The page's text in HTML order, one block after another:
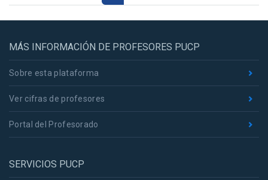
MÁS INFORMACIÓN DE PROFESORES PUCP
Sobre esta plataforma
Ver cifras de profesores
Portal del Profesorado
SERVICIOS PUCP